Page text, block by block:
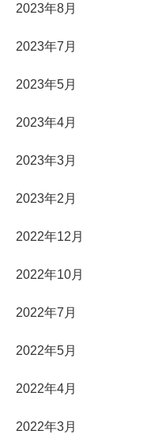
2023年8月
2023年7月
2023年5月
2023年4月
2023年3月
2023年2月
2022年12月
2022年10月
2022年7月
2022年5月
2022年4月
2022年3月